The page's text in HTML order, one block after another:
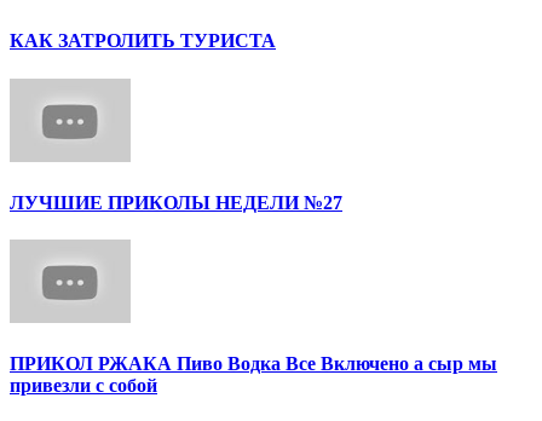
КАК ЗАТРОЛИТЬ ТУРИСТА
ЛУЧШИЕ ПРИКОЛЫ НЕДЕЛИ №27
ПРИКОЛ РЖАКА Пиво Водка Все Включено а сыр мы
привезли с собой